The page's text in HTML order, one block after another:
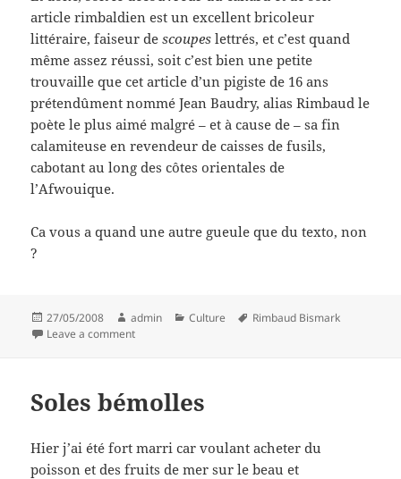
article rimbaldien est un excellent bricoleur
littéraire, faiseur descoupeslettrés, et c’est quand
même assez réussi, soit c’est bien une petite
trouvaille que cet article d’un pigiste de 16 ans
prétendûment nommé Jean Baudry, alias Rimbaud le
poète le plus aimé malgré – et à cause de – sa fin
calamiteuse en revendeur de caisses de fusils,
cabotant au long des côtes orientales de
l’Afwouique.
Ca vous a quand une autre gueule que du texto, non
?
Posted
on
27/05/2008 Author
admin Categories
Culture Tags
Rimbaud Bismark
Leave a commenton Oh ! sous son crâne jaune, quels délires d'avare !
Soles bémolles
Hier j’ai été fort marri car voulant acheter du
poisson et des fruits de mer sur le beau et